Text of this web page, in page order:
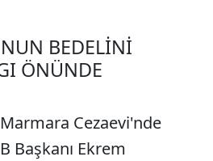
BEDELİNİ
ÖNÜNDE
Cezaevi'nde
Başkanı Ekrem